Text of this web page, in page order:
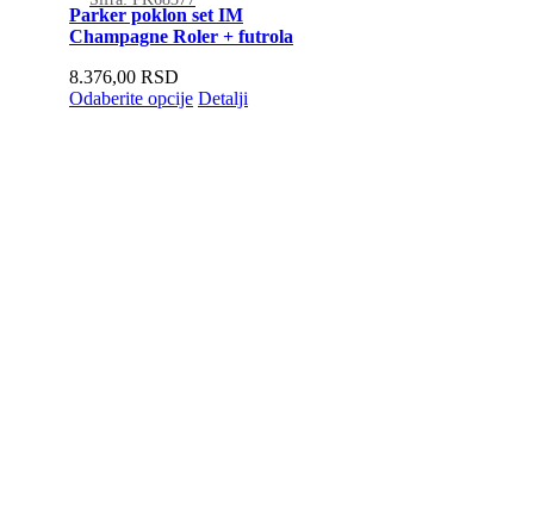
Parker poklon set IM
Champagne Roler + futrola
8.376,00 RSD
Odaberite opcije Detalji